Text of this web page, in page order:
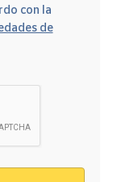
con la
de